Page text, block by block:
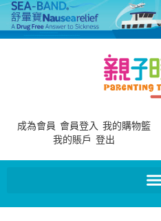
成為會員 會員登入 我的購物籃
我的賬戶 登出